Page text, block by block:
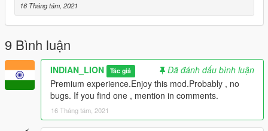
GtaV -> menyooStuff -> Spooner
After installation,
. Launch Gta V
. Press F8 twice ( Menyoo trainer will open )
. Go to ObjectSpooner
. Then Manage Saved Files
. Click on FranLightHouse
. Then enter Launch Placements
16 Tháng tám, 2021
9 Bình luận
INDIAN_LION Tác giả
Đã đánh dấu bình luận
Premium experience.Enjoy this mod.Probably , no
bugs. If you find one , mention in comments.
16 Tháng tám, 2021